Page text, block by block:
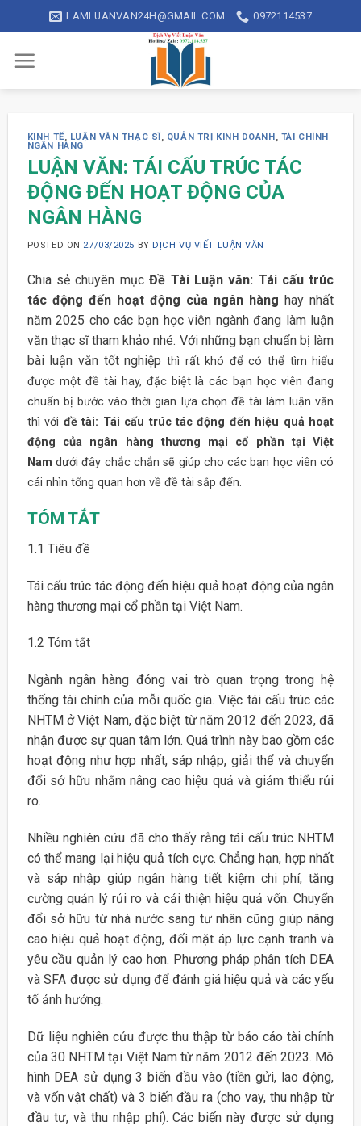
to
content
LAMLUANVAN24H@GMAIL.COM 0972114537
KINH TẾ, LUẬN VĂN THẠC SĨ , QUẢN TRỊ KINH DOANH, TÀI CHÍNH
NGÂN HÀNG
LUẬN VĂN: TÁI CẤU TRÚC TÁC
ĐỘNG ĐẾN HOẠT ĐỘNG CỦA
NGÂN HÀNG
POSTED ON 27/03/2025 BY DỊCH VỤ VIẾT LUẬN VĂN
Chia sẻ chuyên mụcĐề Tài Luận văn: Tái cấu trúc
tác động đến hoạt động của ngân hànghay nhất
năm 2025 cho các bạn học viên ngành đang làm luận
văn thạc sĩ tham khảo nhé. Với những bạn chuẩn bị làm
bài luận văn tốt nghiệp thì rất khó để có thể tìm hiểu
được một đề tài hay, đặc biệt là các bạn học viên đang
chuẩn bị bước vào thời gian lựa chọn đề tài làm luận văn
thì với đề tài: Tái cấu trúc tác động đến hiệu quả hoạt
động của ngân hàng thương mại cổ phần tại Việt
Nam dưới đây chắc chắn sẽ giúp cho các bạn học viên có
cái nhìn tổng quan hơn về đề tài sắp đến.
TÓM TẮT
1.1 Tiêu đề
Tái cấu trúc tác động đến hiệu quả hoạt động của ngân
hàng thương mại cổ phần tại Việt Nam.
1.2 Tóm tắt
Ngành ngân hàng đóng vai trò quan trọng trong hệ
thống tài chính của mỗi quốc gia. Việc tái cấu trúc các
NHTM ở Việt Nam, đặc biệt từ năm 2012 đến 2023, đã
nhận được sự quan tâm lớn. Quá trình này bao gồm các
hoạt động như hợp nhất, sáp nhập, giải thể và chuyển
đổi sở hữu nhằm nâng cao hiệu quả và giảm thiểu rủi
ro.
Nhiều nghiên cứu đã cho thấy rằng tái cấu trúc NHTM
có thể mang lại hiệu quả tích cực. Chẳng hạn, hợp nhất
và sáp nhập giúp ngân hàng tiết kiệm chi phí, tăng
cường quản lý rủi ro và cải thiện hiệu quả vốn. Chuyển
đổi sở hữu từ nhà nước sang tư nhân cũng giúp nâng
cao hiệu quả hoạt động, đối mặt áp lực cạnh tranh và
yêu cầu quản lý cao hơn. Phương pháp phân tích DEA
và SFA được sử dụng để đánh giá hiệu quả và các yếu
tố ảnh hưởng.
Dữ liệu nghiên cứu được thu thập từ báo cáo tài chính
của 30 NHTM tại Việt Nam từ năm 2012 đến 2023. Mô
hình DEA sử dụng 3 biến đầu vào (tiền gửi, lao động,
và vốn vật chất) và 3 biến đầu ra (cho vay, thu nhập từ
đầu tư, và thu nhập phí). Các biến này được sử dụng